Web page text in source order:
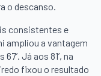
o descanso.
consistentes e
ampliou a vantagem
Já aos 81’, na
fixou o resultado